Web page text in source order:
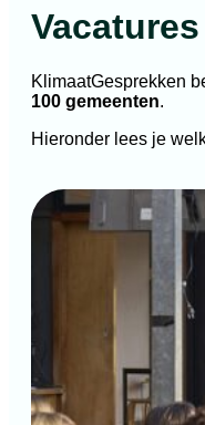
Vacatures
KlimaatGesprekken
100 gemeenten.
Hieronder lees je